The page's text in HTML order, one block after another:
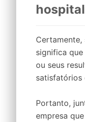
hospital
Certamente,
significa
ou seus
satisfatórios
Portanto,
empresa